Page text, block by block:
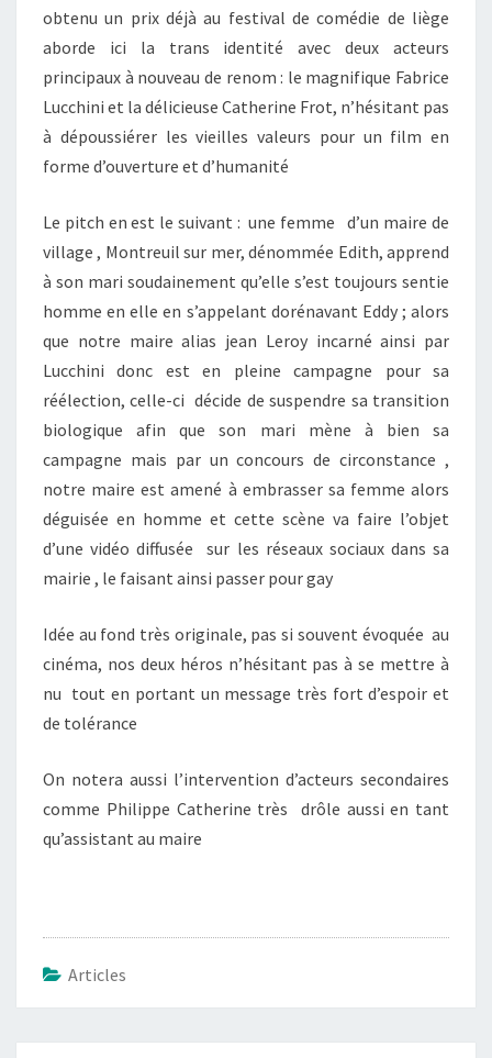
obtenu un prix déjà au festival de comédie de liège
aborde ici la trans identité avec deux acteurs
principaux à nouveau de renom : le magnifique Fabrice
Lucchini et la délicieuse Catherine Frot, n’hésitant pas
à dépoussiérer les vieilles valeurs pour un film en
forme d’ouverture et d’humanité
Le pitch en est le suivant : une femme d’un maire de
village , Montreuil sur mer, dénommée Edith, apprend
à son mari soudainement qu’elle s’est toujours sentie
homme en elle en s’appelant dorénavant Eddy ; alors
que notre maire alias jean Leroy incarné ainsi par
Lucchini donc est en pleine campagne pour sa
réélection, celle-ci décide de suspendre sa transition
biologique afin que son mari mène à bien sa
campagne mais par un concours de circonstance ,
notre maire est amené à embrasser sa femme alors
déguisée en homme et cette scène va faire l’objet
d’une vidéo diffusée sur les réseaux sociaux dans sa
mairie , le faisant ainsi passer pour gay
Idée au fond très originale, pas si souvent évoquée au
cinéma, nos deux héros n’hésitant pas à se mettre à
nu tout en portant un message très fort d’espoir et
de tolérance
On notera aussi l’intervention d’acteurs secondaires
comme Philippe Catherine très drôle aussi en tant
qu’assistant au maire
Articles